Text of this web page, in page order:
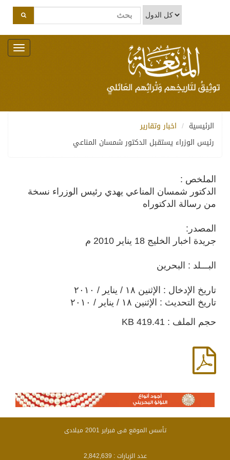
Toggle
navigation
الرئيسية
اخبار وتقارير
رئيس الوزراء يستقبل الدكتور شمسان المناعي
الملخص :
الدكتور شمسان المناعي يهدي رئيس الوزراء نسخة
من رسالة الدكتوراه
المصدر:
جريدة اخبار الخليج 18 يناير 2010 م
البـــلد : البحرين
تاريخ الإدخال : الإثنين ١٨ / يناير / ٢٠١٠
تاريخ التحديث : الإثنين ١٨ / يناير / ٢٠١٠
حجم الملف : 419.41 KB
تأسس الموقع فى فبراير 2001 ميلادى
عدد الزيارات : 2,842,639